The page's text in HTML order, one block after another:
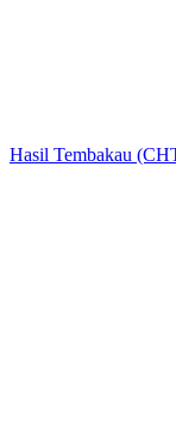
Hasil Tembakau